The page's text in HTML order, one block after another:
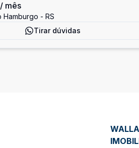
/ mês
- RS
Tirar dúvidas